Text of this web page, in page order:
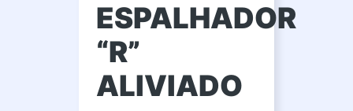
ESPALHADOR
“R”
ALIVIADO